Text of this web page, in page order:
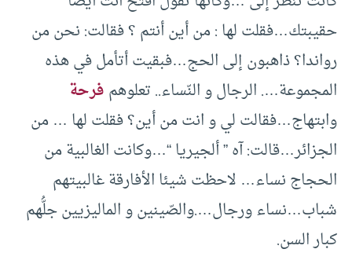
حقيبتك…فقلت لها : من أين أنتم ؟ فقالت: نحن من
رواندا؟ ذاهبون إلى الحج…فبقيت أتأمل في هذه
المجموعة…. الرجال و النّساء.. تعلوهمفرحة
وابتهاج…فقالت لي و انت من أين؟ فقلت لها … من
الجزائر…قالت: آه ” ألجيريا “…وكانت الغالبية من
الحجاج نساء… لاحظت شيئا الأفارقة غالبيتهم
شباب…نساء ورجال….والصّينين و الماليزيين جلُّهم
كبار السن.